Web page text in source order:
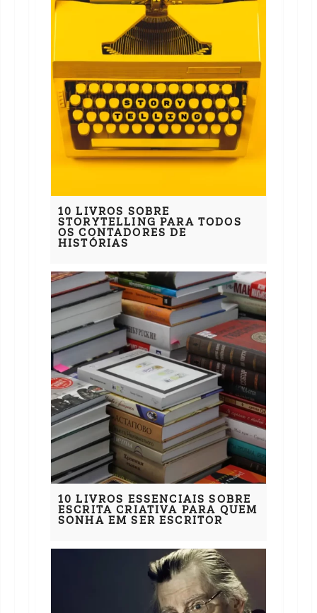
10 LIVROS SOBRE
STORYTELLING PARA TODOS
OS CONTADORES DE
HISTÓRIAS
10 LIVROS ESSENCIAIS SOBRE
ESCRITA CRIATIVA PARA QUEM
SONHA EM SER ESCRITOR